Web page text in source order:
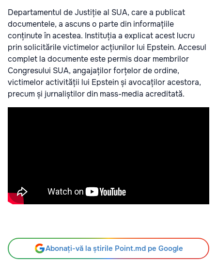
Departamentul de Justiție al SUA, care a publicat
documentele, a ascuns o parte din informațiile
conținute în acestea. Instituția a explicat acest lucru
prin solicitările victimelor acțiunilor lui Epstein. Accesul
complet la documente este permis doar membrilor
Congresului SUA, angajaților forțelor de ordine,
victimelor activității lui Epstein și avocaților acestora,
precum și jurnaliștilor din mass-media acreditată.
Abonați-vă la știrile Point.md pe Google